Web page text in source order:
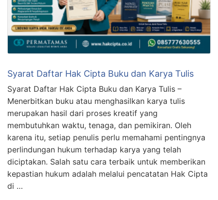
Syarat Daftar Hak Cipta Buku dan Karya Tulis
Syarat Daftar Hak Cipta Buku dan Karya Tulis –
Menerbitkan buku atau menghasilkan karya tulis
merupakan hasil dari proses kreatif yang
membutuhkan waktu, tenaga, dan pemikiran. Oleh
karena itu, setiap penulis perlu memahami pentingnya
perlindungan hukum terhadap karya yang telah
diciptakan. Salah satu cara terbaik untuk memberikan
kepastian hukum adalah melalui pencatatan Hak Cipta
di …